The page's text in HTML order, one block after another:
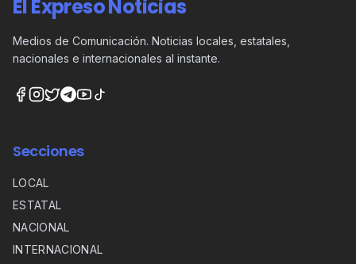
El Expreso Noticias
Medios de Comunicación. Noticias locales, estatales,
nacionales e internacionales al instante.
Secciones
LOCAL
ESTATAL
NACIONAL
INTERNACIONAL